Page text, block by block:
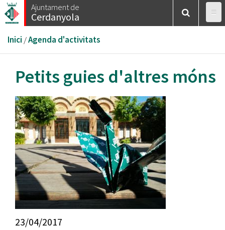
Vés
al
Ajuntament de
Cerdanyola
Esteu
aquí
Inici /Agenda d'activitats
Petits guies d'altres móns
23/04/2017